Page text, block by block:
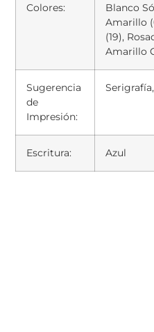
Colores:
Blanco
Amarillo
(19),
Amarillo
Sugerencia
de
Impresión:
Escritura: Azul